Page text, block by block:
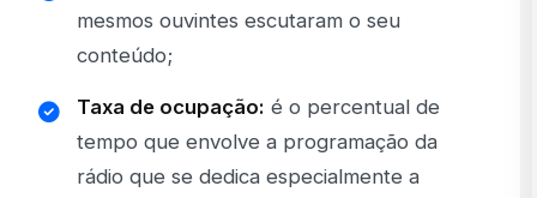
mesmos ouvintes escutaram o seu
conteúdo;
Taxa de ocupação: é o percentual de
tempo que envolve a programação da
rádio que se dedica especialmente a